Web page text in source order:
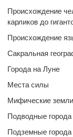
Происхождение
карликов до
Происхождение
Сакральная
Города на Луне
Места силы
Мифические земли
Подводные города
Подземные города